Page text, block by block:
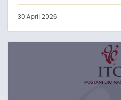
30 April 2026